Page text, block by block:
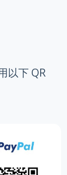
以下 QR